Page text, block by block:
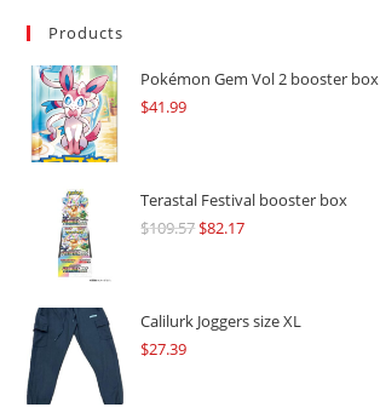
Products
Pokémon Gem Vol 2 booster box
$41.99
Terastal Festival booster box
$109.57Original
$109.57.
$82.17Current
$82.17.
Calilurk Joggers size XL
$27.39